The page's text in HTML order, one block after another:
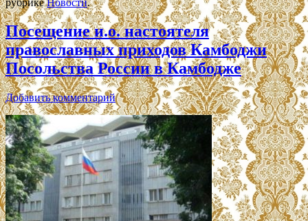
Посещение и.о. настоятеля
православных приходов Камбоджи
Посольства России в Камбодже
Добавить комментарий